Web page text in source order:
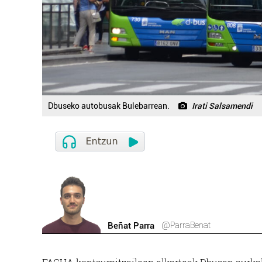
Dbuseko autobusak Bulebarrean. Irati Salsamendi
Beñat Parra @ParraBenat